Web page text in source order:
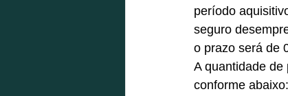
período
seguro
o prazo será de
A quantidade de
conforme abaixo: